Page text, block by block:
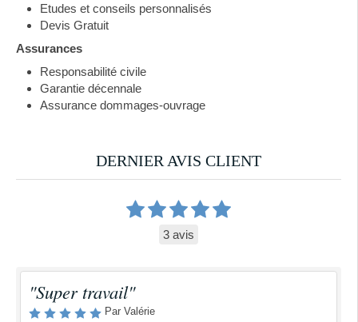
Etudes et conseils personnalisés
Devis Gratuit
Assurances
Responsabilité civile
Garantie décennale
Assurance dommages-ouvrage
DERNIER AVIS CLIENT
3 avis
"Super travail"
Par Valérie